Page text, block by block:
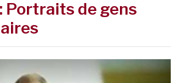
Portraits de gens